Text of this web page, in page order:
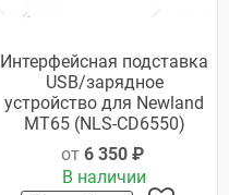
Интерфейсная подставка
USB/зарядное
устройство для Newland
MT65 (NLS-CD6550)
от 6 350 ₽
В наличии